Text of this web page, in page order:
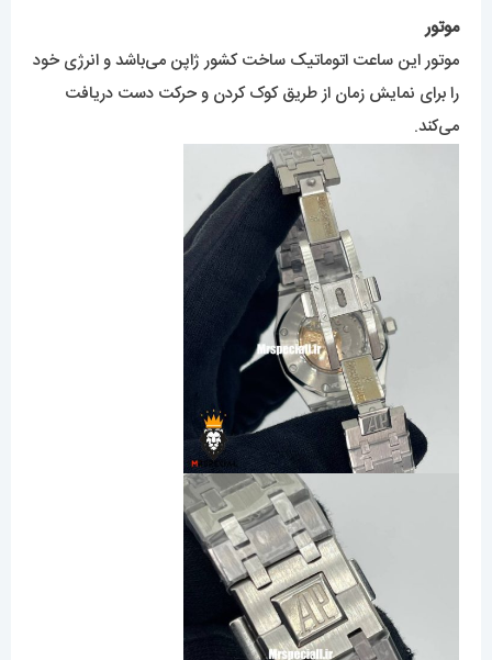
موتور
موتور این ساعت اتوماتیک ساخت کشور ژاپن می‌باشد و انرژی خود
را برای نمایش زمان از طریق کوک کردن و حرکت دست دریافت
می‌کند.